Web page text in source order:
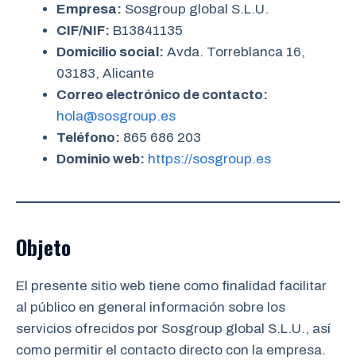
Empresa: Sosgroup global S.L.U.
CIF/NIF: B13841135
Domicilio social: Avda. Torreblanca 16,
03183, Alicante
Correo electrónico de contacto:
hola@sosgroup.es
Teléfono: 865 686 203
Dominio web: https://sosgroup.es
Objeto
El presente sitio web tiene como finalidad facilitar
al público en general información sobre los
servicios ofrecidos por Sosgroup global S.L.U., así
como permitir el contacto directo con la empresa.